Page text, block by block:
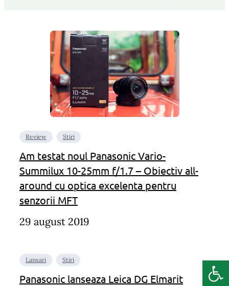
Review Stiri
Am testat noul Panasonic Vario-
Summilux 10-25mm f/1.7 – Obiectiv all-
around cu optica excelenta pentru
senzorii MFT
29 august 2019
Lansari Stiri
Panasonic lanseaza Leica DG Elmarit